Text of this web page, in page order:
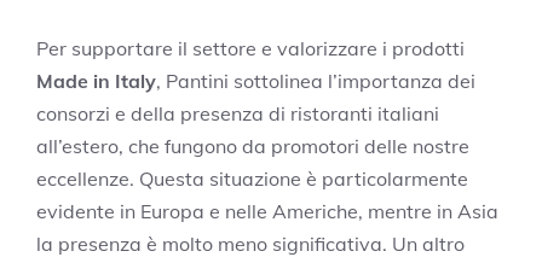
Per supportare il settore e valorizzare i prodotti
Made in Italy, Pantini sottolinea l’importanza dei
consorzi e della presenza di ristoranti italiani
all’estero, che fungono da promotori delle nostre
eccellenze. Questa situazione è particolarmente
evidente in Europa e nelle Americhe, mentre in Asia
la presenza è molto meno significativa. Un altro